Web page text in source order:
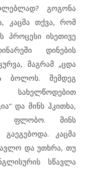
გოგონა
კაცმა თქვა, რომ
პროცესი ისეთივე
დინების
მაგრამ „ცდა
ბოლოს. შემდეგ
და მინს ჰკითხა,
ფლობო. მინს
კაცმა
და უთხრა, თუ
სწავლა